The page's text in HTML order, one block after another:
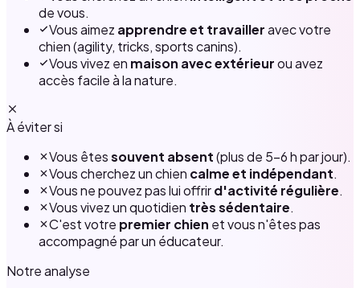
de vous.
Vous aimez apprendre et travailleravec votre
chien (agility, tricks, sports canins).
Vous vivez en maison avec extérieurou avez
accès facile à la nature.
À éviter si
Vous êtessouvent absent(plus de 5–6 h par jour).
Vous cherchez un chien calme et indépendant.
Vous ne pouvez pas lui offrird'activité régulière.
Vous vivez un quotidien très sédentaire.
C'est votre premier chien et vous n'êtes pas
accompagné par un éducateur.
Notre analyse